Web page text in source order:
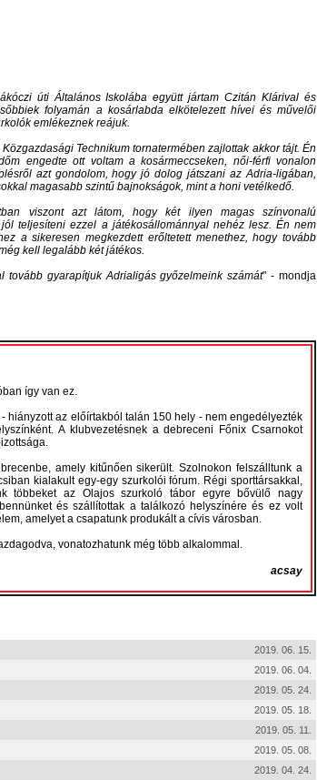
úti Általános Iskolába együtt jártam Czitán Klárival és
folyamán a kosárlabda elkötelezett hívei és művelői
emlékeznek reájuk.
Technikum tornatermében zajlottak akkor tájt. Én
engedte ott voltam a kosármeccseken, női-férfi vonalon
azt gondolom, hogy jó dolog játszani az Adria-ligában,
magasabb szintű bajnokságok, mint a honi vetélkedő.
viszont azt látom, hogy két ilyen magas színvonalú
teljesíteni ezzel a játékosállománnyal nehéz lesz. Én nem
a sikeresen megkezdett erőltetett menethez, hogy tovább
kell legalább két játékos.
gyarapítjuk Adrialigás győzelmeink számát
- mondja
így van ez.
hiányzott az előírtakból talán 150 hely - nem engedélyezték
A klubvezetésnek a debreceni Főnix Csarnokot
amely kitűnően sikerült. Szolnokon felszálltunk a
kialakult egy-egy szurkolói fórum. Régi sporttársakkal,
többeket az Olajos szurkoló tábor egyre bővülő nagy
és szállítottak a találkozó helyszínére és ez volt
amelyet a csapatunk produkált a cívis városban.
vonatozhatunk még több alkalommal.
acsay
2019. 06. 15.
2019. 06. 04.
2019. 05. 24.
2019. 05. 18.
2019. 05. 11.
2019. 05. 08.
2019. 04. 24.